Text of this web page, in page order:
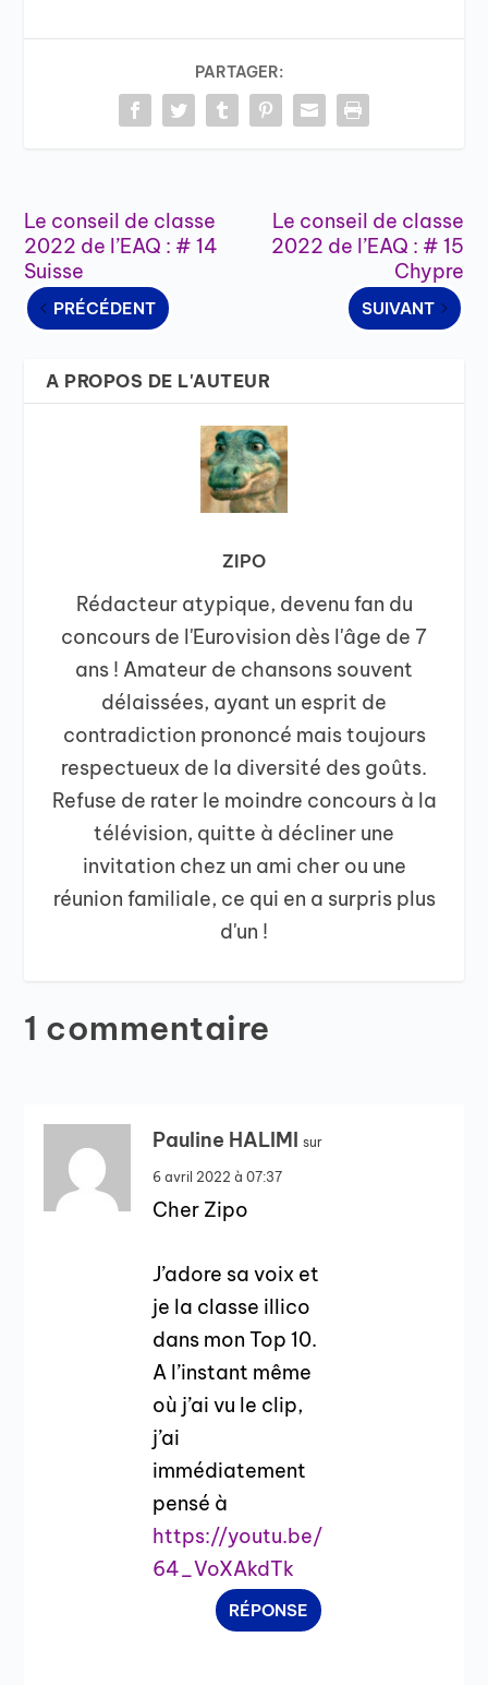
PARTAGER:
Le conseil de classe
2022 de l’EAQ : # 14
Suisse
PRÉCÉDENT
Le conseil de classe
2022 de l’EAQ : # 15
Chypre
SUIVANT
A PROPOS DE L'AUTEUR
ZIPO
Rédacteur atypique, devenu fan du
concours de l'Eurovision dès l'âge de 7
ans ! Amateur de chansons souvent
délaissées, ayant un esprit de
contradiction prononcé mais toujours
respectueux de la diversité des goûts.
Refuse de rater le moindre concours à la
télévision, quitte à décliner une
invitation chez un ami cher ou une
réunion familiale, ce qui en a surpris plus
d'un !
1 commentaire
Pauline HALIMI sur
6 avril 2022 à 07:37
Cher Zipo
J’adore sa voix et
je la classe illico
dans mon Top 10.
A l’instant même
où j’ai vu le clip,
j’ai
immédiatement
pensé à
https://youtu.be/
64_VoXAkdTk
RÉPONSE